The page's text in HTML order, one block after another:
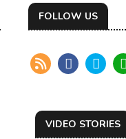
FOLLOW US
VIDEO STORIES